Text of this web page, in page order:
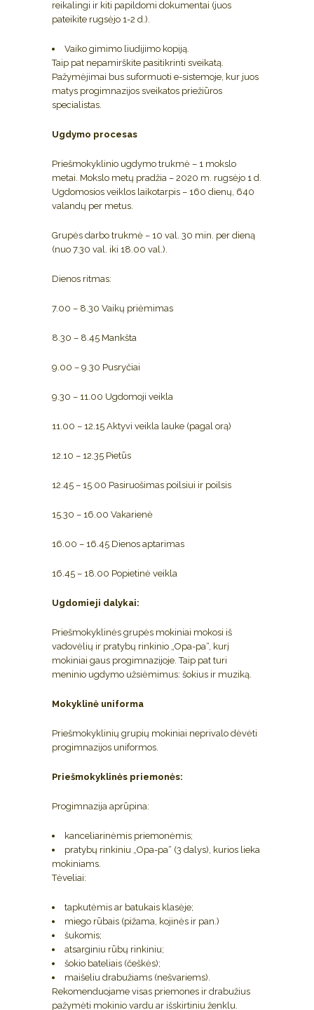
reikalingi ir kiti papildomi dokumentai (juos
pateikite rugsėjo 1-2 d.).
Vaiko gimimo liudijimo kopiją.
Taip pat nepamirškite pasitikrinti sveikatą.
Pažymėjimai bus suformuoti e-sistemoje, kur juos
matys progimnazijos sveikatos priežiūros
specialistas.
Ugdymo procesas
Priešmokyklinio ugdymo trukmė – 1 mokslo
metai. Mokslo metų pradžia – 2020 m. rugsėjo 1 d.
Ugdomosios veiklos laikotarpis – 160 dienų, 640
valandų per metus.
Grupės darbo trukmė – 10 val. 30 min. per dieną
(nuo 7.30 val. iki 18.00 val.).
Dienos ritmas:
7.00 – 8.30 Vaikų priėmimas
8.30 – 8.45 Mankšta
9.00 – 9.30 Pusryčiai
9.30 – 11.00 Ugdomoji veikla
11.00 – 12.15 Aktyvi veikla lauke (pagal orą)
12.10 – 12.35 Pietūs
12.45 – 15.00 Pasiruošimas poilsiui ir poilsis
15.30 – 16.00 Vakarienė
16.00 – 16.45 Dienos aptarimas
16.45 – 18.00 Popietinė veikla
Ugdomieji dalykai:
Priešmokyklinės grupės mokiniai mokosi iš
vadovėlių ir pratybų rinkinio „Opa-pa“, kurį
mokiniai gaus progimnazijoje. Taip pat turi
meninio ugdymo užsiėmimus: šokius ir muziką.
Mokyklinė uniforma
Priešmokyklinių grupių mokiniai neprivalo dėvėti
progimnazijos uniformos.
Priešmokyklinės priemonės:
Progimnazija aprūpina:
kanceliarinėmis priemonėmis;
pratybų rinkiniu „Opa-pa“ (3 dalys), kurios lieka
mokiniams.
Tėveliai:
tapkutėmis ar batukais klasėje;
miego rūbais (pižama, kojinės ir pan.)
šukomis;
atsarginiu rūbų rinkiniu;
šokio bateliais (češkės);
maišeliu drabužiams (nešvariems).
Rekomenduojame visas priemones ir drabužius
pažymėti mokinio vardu ar išskirtiniu ženklu.